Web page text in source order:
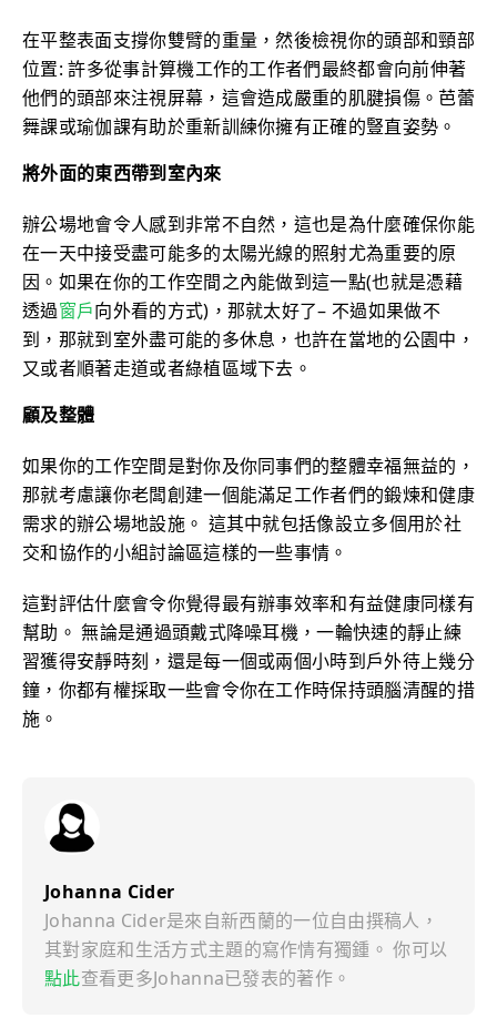
在平整表面支撐你雙臂的重量，然後檢視你的頭部和頸部
位置: 許多從事計算機工作的工作者們最終都會向前伸著
他們的頭部來注視屏幕，這會造成嚴重的肌腱損傷。芭蕾
舞課或瑜伽課有助於重新訓練你擁有正確的豎直姿勢。
將外面的東西帶到室內來
辦公場地會令人感到非常不自然，這也是為什麼確保你能
在一天中接受盡可能多的太陽光線的照射尤為重要的原
因。如果在你的工作空間之內能做到這一點(也就是憑藉
透過窗戶向外看的方式)，那就太好了– 不過如果做不
到，那就到室外盡可能的多休息，也許在當地的公園中，
又或者順著走道或者綠植區域下去。
顧及整體
如果你的工作空間是對你及你同事們的整體幸福無益的，
那就考慮讓你老闆創建一個能滿足工作者們的鍛煉和健康
需求的辦公場地設施。 這其中就包括像設立多個用於社
交和協作的小組討論區這樣的一些事情。
這對評估什麼會令你覺得最有辦事效率和有益健康同樣有
幫助。 無論是通過頭戴式降噪耳機，一輪快速的靜止練
習獲得安靜時刻，還是每一個或兩個小時到戶外待上幾分
鐘，你都有權採取一些會令你在工作時保持頭腦清醒的措
施。
Johanna Cider
Johanna Cider是來自新西蘭的一位自由撰稿人，
其對家庭和生活方式主題的寫作情有獨鍾。 你可以
點此查看更多Johanna已發表的著作。